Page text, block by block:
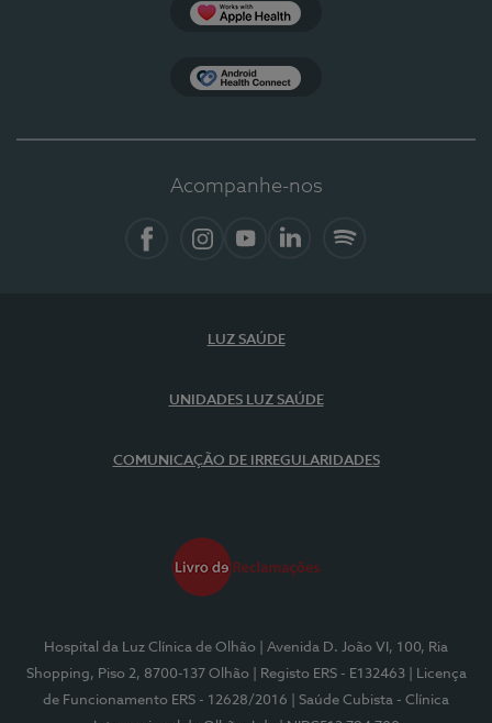
Acompanhe-nos
LUZ SAÚDE
UNIDADES LUZ SAÚDE
COMUNICAÇÃO DE IRREGULARIDADES
Hospital da Luz Clínica de Olhão
| Avenida D. João VI, 100, Ria
Shopping, Piso 2, 8700-137 Olhão
| Registo ERS - E132463
| Licença
de Funcionamento ERS - 12628/2016
| Saúde Cubista - Clínica